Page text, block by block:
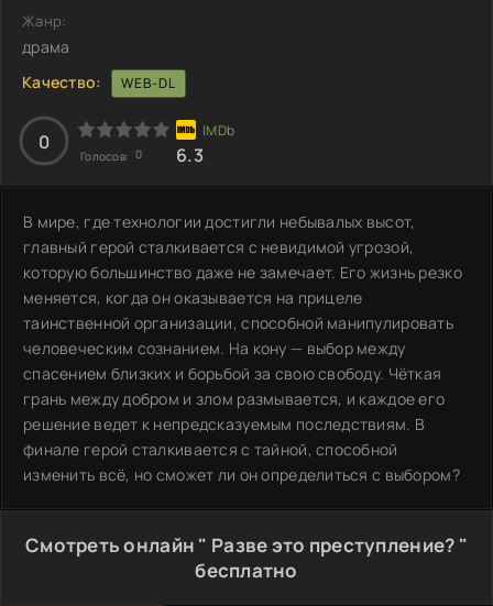
Жанр:
драма
Качество:
WEB-DL
0
Голосов: 0 6.3
В мире, где технологии достигли небывалых высот,
главный герой сталкивается с невидимой угрозой,
которую большинство даже не замечает. Его жизнь резко
меняется, когда он оказывается на прицеле
таинственной организации, способной манипулировать
человеческим сознанием. На кону — выбор между
спасением близких и борьбой за свою свободу. Чёткая
грань между добром и злом размывается, и каждое его
решение ведет к непредсказуемым последствиям. В
финале герой сталкивается с тайной, способной
изменить всё, но сможет ли он определиться с выбором?
Смотреть онлайн " Разве это преступление? "
бесплатно